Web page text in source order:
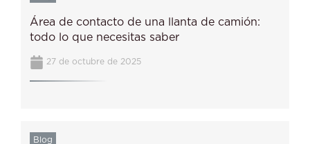
Área de contacto de una llanta de camión:
todo lo que necesitas saber
27 de octubre de 2025
Blog